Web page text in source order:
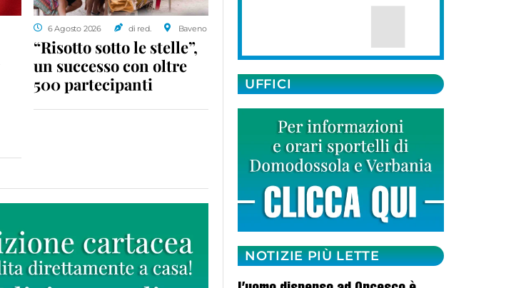
6 Agosto 2026 di red. Baveno
“Risotto sotto le stelle”,
un successo con oltre
500 partecipanti
UFFICI
NOTIZIE PIÙ LETTE